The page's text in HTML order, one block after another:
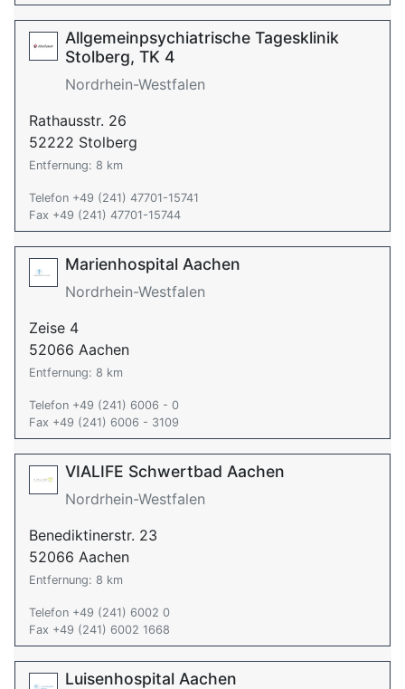
Allgemeinpsychiatrische Tagesklinik
Stolberg, TK 4
Nordrhein-Westfalen
Rathausstr. 26
52222 Stolberg
Entfernung: 8 km
Telefon +49 (241) 47701-15741
Fax +49 (241) 47701-15744
Marienhospital Aachen
Nordrhein-Westfalen
Zeise 4
52066 Aachen
Entfernung: 8 km
Telefon +49 (241) 6006 - 0
Fax +49 (241) 6006 - 3109
VIALIFE Schwertbad Aachen
Nordrhein-Westfalen
Benediktinerstr. 23
52066 Aachen
Entfernung: 8 km
Telefon +49 (241) 6002 0
Fax +49 (241) 6002 1668
Luisenhospital Aachen